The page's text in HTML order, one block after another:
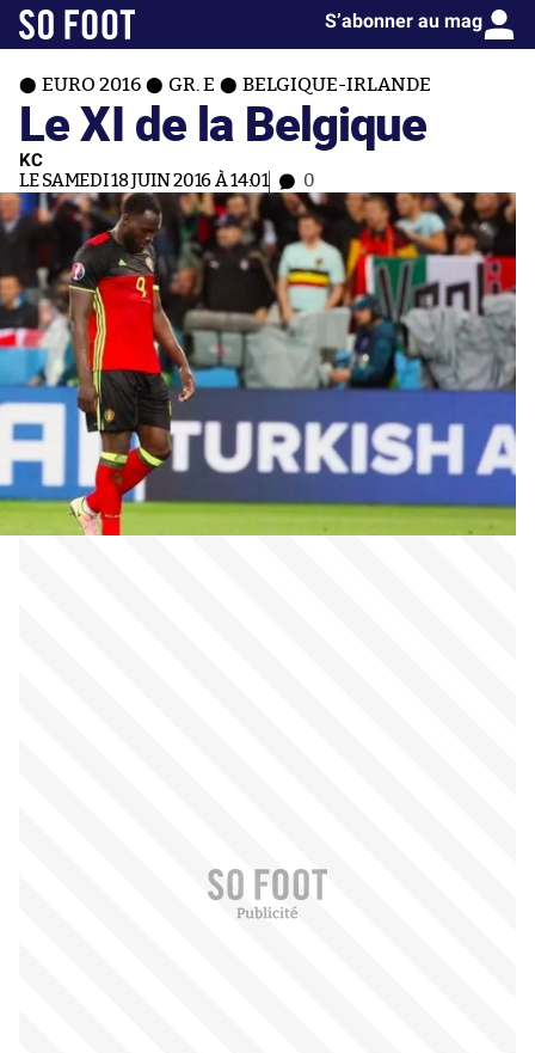
S’abonner au mag
EURO 2016 GR. E BELGIQUE-IRLANDE
Le XI de la Belgique
KC
LE SAMEDI 18 JUIN 2016 À 14:01 0